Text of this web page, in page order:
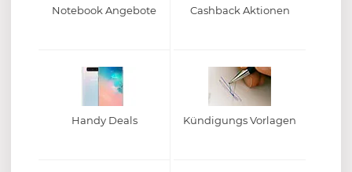
Notebook Angebote Cashback Aktionen
Handy Deals Kündigungs Vorlagen